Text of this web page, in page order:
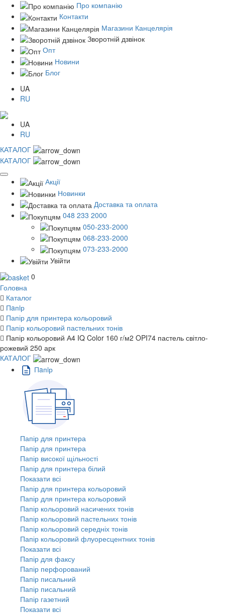
Про компанію
Контакти
Магазини Канцелярія
Зворотній дзвінок
Опт
Новини
Блог
UA
RU
UA
RU
КАТАЛОГ
КАТАЛОГ
Акції
Новинки
Доставка та оплата
048 233 2000
050-233-2000
068-233-2000
073-233-2000
Увійти
0
Головна
Каталог
Пaпiр
Папір для принтера кольоровий
Папір кольоровий пастельних тонів
Папір кольоровий А4 IQ Color 160 г/м2 OPI74 пастель світло-
рожевий 250 арк
КАТАЛОГ
Пaпiр
Папір для принтера
Папір для принтера
Папір високої щільності
Папір для принтера білий
Показати всі
Папір для принтера кольоровий
Папір для принтера кольоровий
Папір кольоровий насичених тонів
Папір кольоровий пастельних тонів
Папір кольоровий середніх тонів
Папір кольоровий флуоресцентних тонів
Показати всі
Папір для факсу
Папір перфорований
Папір писальний
Папір писальний
Папір газетний
Показати всі